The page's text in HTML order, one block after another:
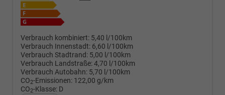
Verbrauch kombiniert: 5,40 l/100km
Verbrauch Innenstadt: 6,60 l/100km
Verbrauch Stadtrand: 5,00 l/100km
Verbrauch Landstraße:4,70 l/100km
Verbrauch Autobahn: 5,70 l/100km
CO2-Emissionen: 122,00 g/km
CO2-Klasse: D